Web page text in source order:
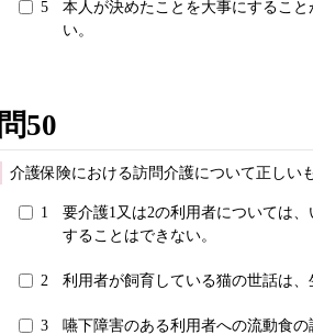
5
本人が決めたことを大事にするこ
い。
問50
介護保険における訪問介護について正しい
1
要介護1又は2の利用者については
することはできない。
2 利用者が飼育している猫の世話は
3 嚥下障害のある利用者への流動食